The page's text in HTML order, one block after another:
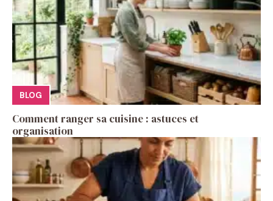
BLOG
Comment ranger sa cuisine : astuces et
organisation